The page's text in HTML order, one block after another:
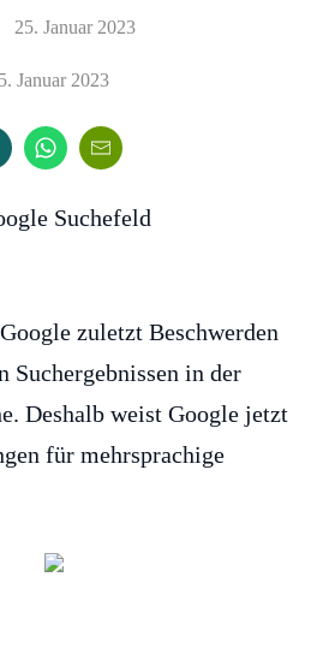
25. Januar 2023
Januar 2023
zuletzt Beschwerden
Suchergebnissen in der
Deshalb weist Google jetzt
für mehrsprachige